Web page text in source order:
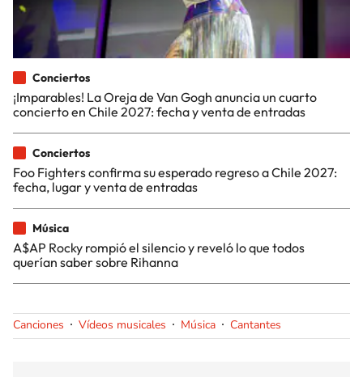
Conciertos
¡Imparables! La Oreja de Van Gogh anuncia un cuarto
concierto en Chile 2027: fecha y venta de entradas
Conciertos
Foo Fighters confirma su esperado regreso a Chile 2027:
fecha, lugar y venta de entradas
Música
A$AP Rocky rompió el silencio y reveló lo que todos
querían saber sobre Rihanna
Canciones Vídeos musicales Música Cantantes